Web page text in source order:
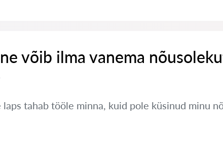
võib ilma vanema
tahab tööle minna, kuid pole küsinud minu